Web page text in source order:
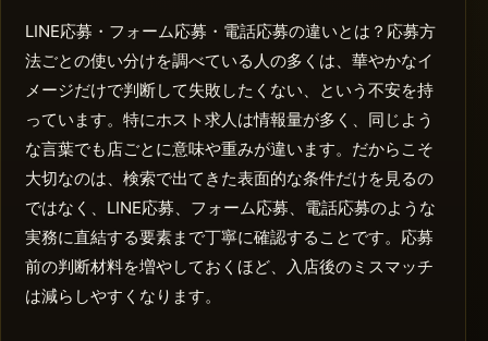
LINE応募・フォーム応募・電話応募の違いとは？応募方
法ごとの使い分けを調べている人の多くは、華やかなイ
メージだけで判断して失敗したくない、という不安を持
っています。特にホスト求人は情報量が多く、同じよう
な言葉でも店ごとに意味や重みが違います。だからこそ
大切なのは、検索で出てきた表面的な条件だけを見るの
ではなく、LINE応募、フォーム応募、電話応募のような
実務に直結する要素まで丁寧に確認することです。応募
前の判断材料を増やしておくほど、入店後のミスマッチ
は減らしやすくなります。